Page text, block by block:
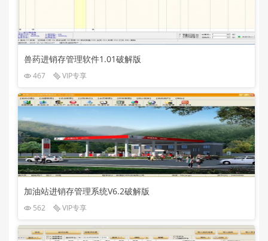
兽药进销存管理软件1.01破解版
467 VIP专享
加油站进销存管理系统V6.2破解版
562 VIP专享